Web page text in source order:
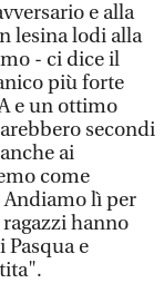
e alla
lesina lodi alla
- ci dice il
più forte
e un ottimo
secondi
ai
come
lì per
hanno
e